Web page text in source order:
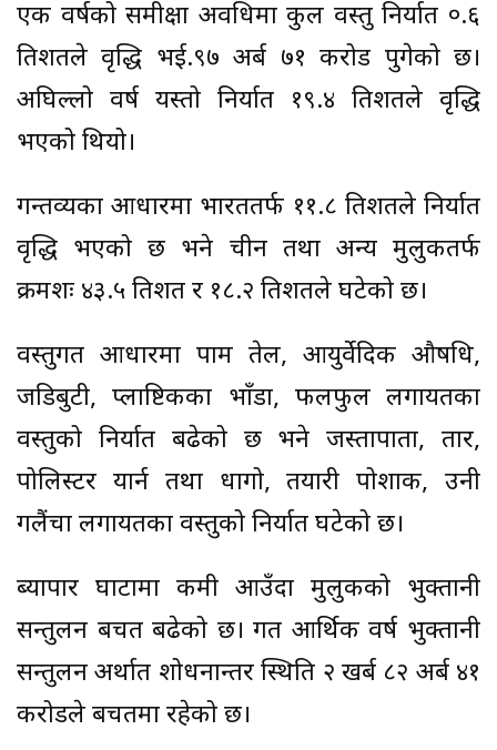
एक वर्षको समीक्षा अवधिमा कुल वस्तु निर्यात ०.६
प्रतिशतले वृद्धि भई.९७ अर्ब ७१ करोड पुगेको छ।
अघिल्लो वर्ष यस्तो निर्यात १९.४ प्रतिशतले वृद्धि
भएको थियो।
गन्तव्यका आधारमा भारततर्फ ११.८ प्रतिशतले निर्यात
वृद्धि भएको छ भने चीन तथा अन्य मुलुकतर्फ
क्रमशः ४३.५ प्रतिशत र १८.२ प्रतिशतले घटेको छ।
वस्तुगत आधारमा पाम तेल, आयुर्वेदिक औषधि,
जडिबुटी, प्लाष्टिकका भाँडा, फलफुल लगायतका
वस्तुको निर्यात बढेको छ भने जस्तापाता, तार,
पोलिस्टर यार्न तथा धागो, तयारी पोशाक, उनी
गलैंचा लगायतका वस्तुको निर्यात घटेको छ।
ब्यापार घाटामा कमी आउँदा मुलुकको भुक्तानी
सन्तुलन बचत बढेको छ। गत आर्थिक वर्ष भुक्तानी
सन्तुलन अर्थात शोधनान्तर स्थिति २ खर्ब ८२ अर्ब ४१
करोडले बचतमा रहेको छ।